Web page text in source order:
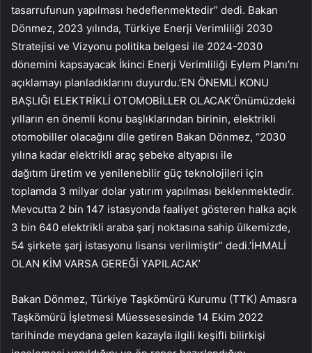
tasarrufunun yapılması hedeflenmektedir” dedi. Bakan
Dönmez, 2023 yılında, Türkiye Enerji Verimliliği 2030
Stratejisi ve Vizyonu politika belgesi ile 2024-2030
dönemini kapsayacak İkinci Enerji Verimliliği Eylem Planı’nı
açıklamayı planladıklarını duyurdu.’EN ÖNEMLİ KONU
BAŞLIĞI ELEKTRİKLİ OTOMOBİLLER OLACAK’Önümüzdeki
yılların en önemli konu başlıklarından birinin, elektrikli
otomobiller olacağını dile getiren Bakan Dönmez, “2030
yılına kadar elektrikli araç şebeke altyapısı ile
dağıtım üretim ve yenilenebilir güç teknolojileri için
toplamda 3 milyar dolar yatırım yapılması beklenmektedir.
Mevcutta 2 bin 147 istasyonda faaliyet gösteren halka açık
3 bin 640 elektrikli araba şarj noktasına sahip ülkemizde,
54 şirkete şarj istasyonu lisansı verilmiştir” dedi.’İHMALİ
OLAN KİM VARSA GEREĞİ YAPILACAK’
Bakan Dönmez, Türkiye Taşkömürü Kurumu (TTK) Amasra
Taşkömürü İşletmesi Müessesesinde 14 Ekim 2022
tarihinde meydana gelen kazayla ilgili keşifli bilirkişi